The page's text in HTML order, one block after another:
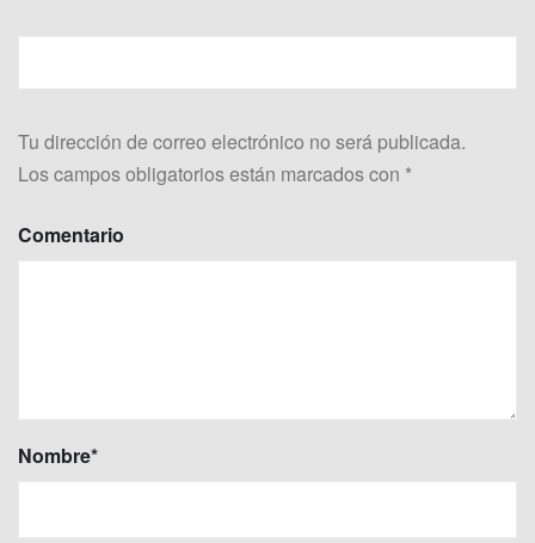
Tu dirección de correo electrónico no será publicada.
Los campos obligatorios están marcados con *
Comentario
Nombre*